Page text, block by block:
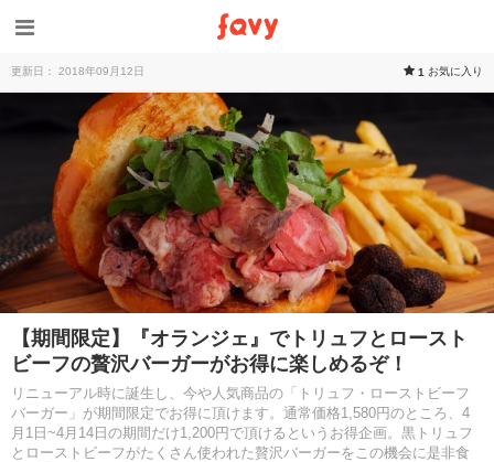
更新日： 2018年09月12日 1 お気に入り
【期間限定】『オランジェ』でトリュフとロースト
ビーフの贅沢バーガーがお得に楽しめるぞ！
リニューアル時に誕生し、今や人気商品の「トリュフ・ローストビーフ
バーガー」が期間限定でお得に頂けます。通常価格1,580円のところ、4
月1日~4月14日の期間だけ1,200円で頂けるというお得企画。黒トリュフ
とローストビーフがたくさん使われた贅沢バーガーをこの機会に是非食